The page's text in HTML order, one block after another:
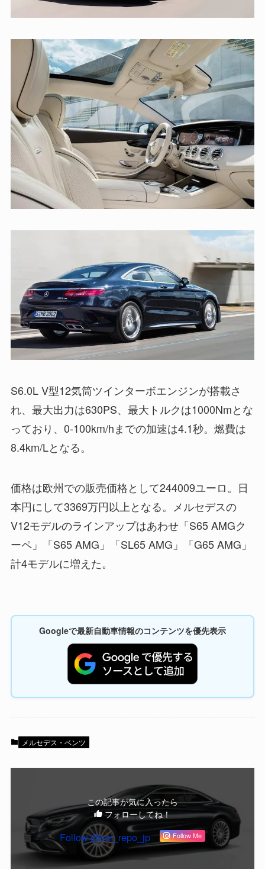
S6.0L V型12気筒ツインターボエンジンが搭載さ
れ、最大出力は630PS、最大トルクは1000Nmとな
っており、0-100km/hまでの加速は4.1秒。燃費は
8.4km/Lとなる。
価格は欧州での販売価格として244009ユーロ。日
本円にして3369万円以上となる。メルセデスの
V12モデルのラインアップはあわせ「S65 AMGク
ーペ」「S65 AMG」「SL65 AMG」「G65 AMG」
計4モデルに増えた。
Googleで最新自動車情報のコンテンツを優先表示
メルセデス・ベンツ
この記事が気に入ったら
フォローしてね！
Follow @car_repo_jp Follow Me